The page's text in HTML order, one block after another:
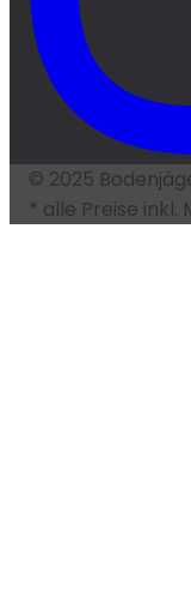
© 2025
* alle Preise inkl.